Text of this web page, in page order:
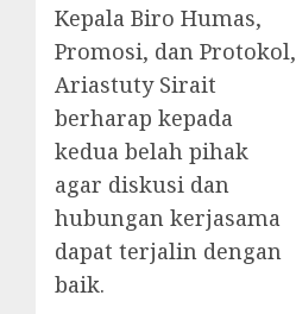
Kepala Biro Humas,
Promosi, dan Protokol,
Ariastuty Sirait
berharap kepada
kedua belah pihak
agar diskusi dan
hubungan kerjasama
dapat terjalin dengan
baik.